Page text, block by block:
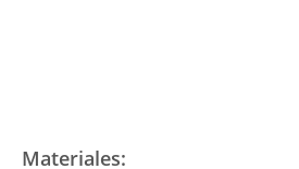
Materiales: